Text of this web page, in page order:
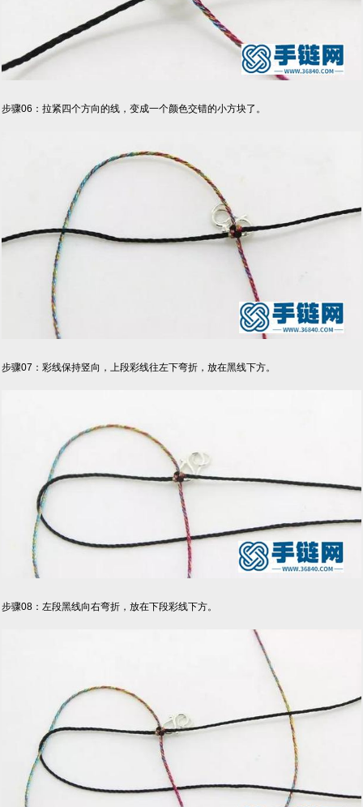
步骤06：拉紧四个方向的线，变成一个颜色交错的小方块了。
步骤07：彩线保持竖向，上段彩线往左下弯折，放在黑线下方。
步骤08：左段黑线向右弯折，放在下段彩线下方。